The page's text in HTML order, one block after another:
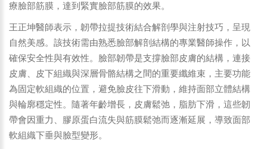
療臉部筋膜，達到緊實臉部筋膜的效果。
王正坤醫師表示，韌帶拉提技術結合解剖學與注射技巧，呈現
自然美感。該技術需由熟悉臉部解剖結構的專業醫師操作，以
確保安全性與有效性。臉部韌帶是支撐臉部皮膚的結構，連接
皮膚、皮下組織與深層骨骼結構之間的重要纖維束，主要功能
為固定軟組織的位置，避免臉皮往下滑動，維持面部立體結構
與輪廓穩定性。隨著年齡增長，皮膚鬆弛，脂肪下滑，這些韌
帶會因重力、膠原蛋白流失與筋膜鬆弛而逐漸延展，導致面部
軟組織下垂與臉型變形。